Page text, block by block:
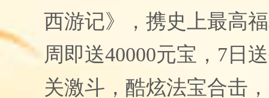
西游记》，携史上最高
周即送40000元宝， 7 日
关激斗，酷炫法宝合击